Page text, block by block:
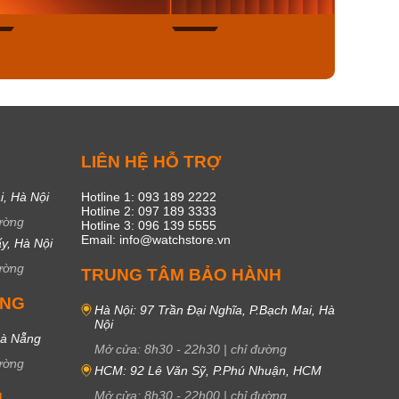
Hà Nội
Hà Nội
Nẵng
LIÊN HỆ HỖ TRỢ
Hotline 1: 093 189 2222
Hotline 2: 097 189 3333
Hotline 3: 096 139 5555
Email: info@watchstore.vn
TRUNG TÂM BẢO HÀNH
Hà Nội: 97 Trần Đại Nghĩa, P.Bạch Mai, Hà
Nội
Mở cửa: 8h30 - 22h30 | chỉ đường
HCM: 92 Lê Văn Sỹ, P.Phú Nhuận, HCM
Mở cửa: 8h30 - 22h00 | chỉ đường